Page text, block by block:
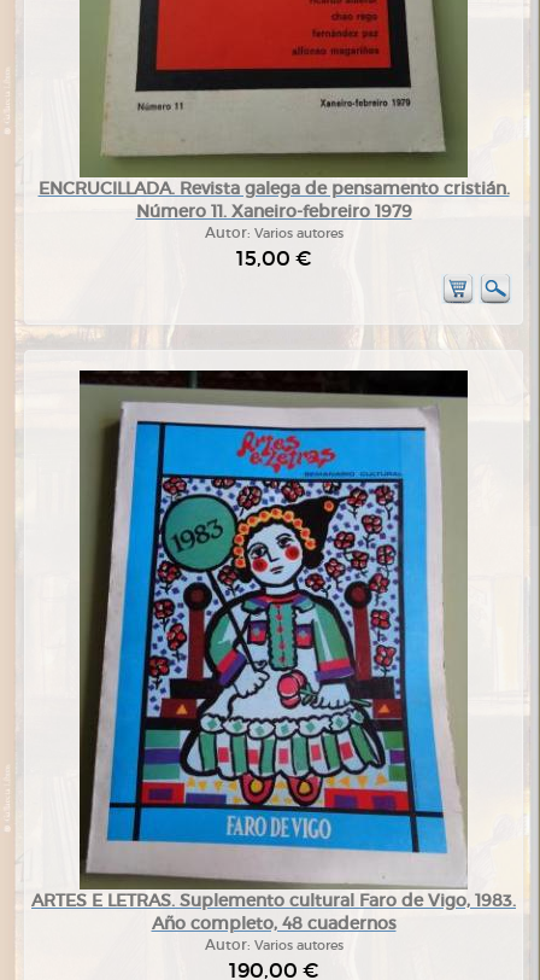
ENCRUCILLADA. Revista galega de pensamento cristián.
Número 11. Xaneiro-febreiro 1979
Autor: Varios autores
15,00 €
ARTES E LETRAS. Suplemento cultural Faro de Vigo, 1983.
Año completo, 48 cuadernos
Autor: Varios autores
190,00 €